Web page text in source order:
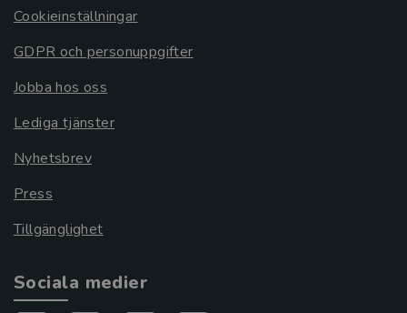
Cookieinställningar
GDPR och personuppgifter
Jobba hos oss
Lediga tjänster
Nyhetsbrev
Press
Tillgänglighet
Sociala medier